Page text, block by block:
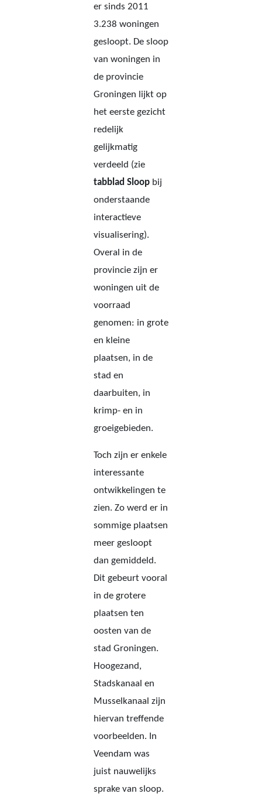
er sinds 2011
3.238 woningen
gesloopt. De sloop
van woningen in
de provincie
Groningen lijkt op
het eerste gezicht
redelijk
gelijkmatig
verdeeld (zie
tabblad Sloop bij
onderstaande
interactieve
visualisering).
Overal in de
provincie zijn er
woningen uit de
voorraad
genomen: in grote
en kleine
plaatsen, in de
stad en
daarbuiten, in
krimp- en in
groeigebieden.
Toch zijn er enkele
interessante
ontwikkelingen te
zien. Zo werd er in
sommige plaatsen
meer gesloopt
dan gemiddeld.
Dit gebeurt vooral
in de grotere
plaatsen ten
oosten van de
stad Groningen.
Hoogezand,
Stadskanaal en
Musselkanaal zijn
hiervan treffende
voorbeelden. In
Veendam was
juist nauwelijks
sprake van sloop.